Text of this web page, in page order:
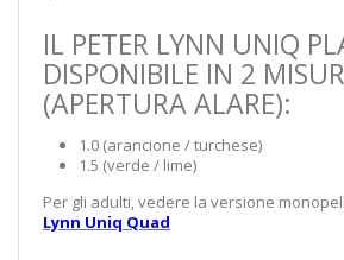
IL PETER LYNN UNIQ
DISPONIBILE IN 2
(APERTURA ALARE):
1.0 (arancione / turchese)
1.5 (verde / lime)
Per gli adulti, vedere la versione
Lynn Uniq Quad